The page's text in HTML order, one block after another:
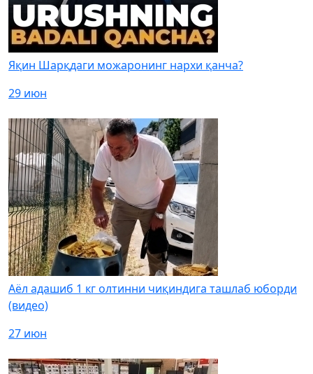
Яқин Шарқдаги можаронинг нархи қанча?
29 июн
Аёл адашиб 1 кг олтинни чиқиндига ташлаб юборди
(видео)
27 июн